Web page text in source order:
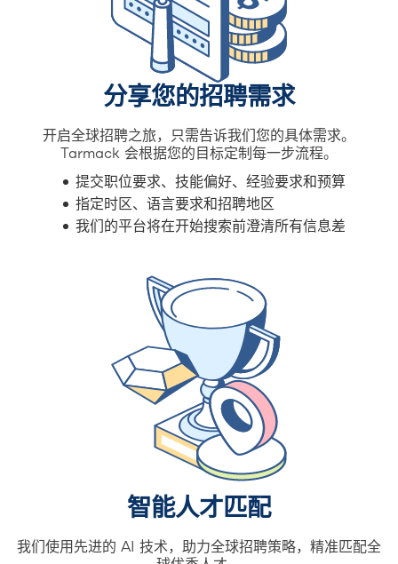
分享您的招聘需求
开启全球招聘之旅，只需告诉我们您的具体需求。
Tarmack 会根据您的目标定制每一步流程。
提交职位要求、技能偏好、经验要求和预算
指定时区、语言要求和招聘地区
我们的平台将在开始搜索前澄清所有信息差
智能人才匹配
我们使用先进的 AI 技术，助力全球招聘策略，精准匹配全